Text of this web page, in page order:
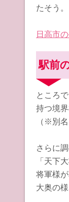
たそう。
日高市
駅前
ところ
持つ境界
（※別
さらに
「天下
将軍様
大奥の